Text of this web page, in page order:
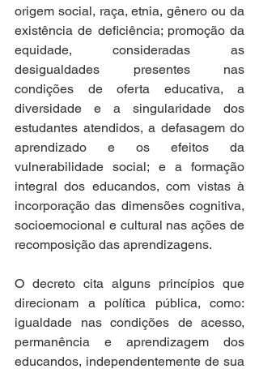
origem social, raça, etnia, gênero ou da
existência de deficiência; promoção da
equidade, consideradas as
desigualdades presentes nas
condições de oferta educativa, a
diversidade e a singularidade dos
estudantes atendidos, a defasagem do
aprendizado e os efeitos da
vulnerabilidade social; e a formação
integral dos educandos, com vistas à
incorporação das dimensões cognitiva,
socioemocional e cultural nas ações de
recomposição das aprendizagens.
O decreto cita alguns princípios que
direcionam a política pública, como:
igualdade nas condições de acesso,
permanência e aprendizagem dos
educandos, independentemente de sua